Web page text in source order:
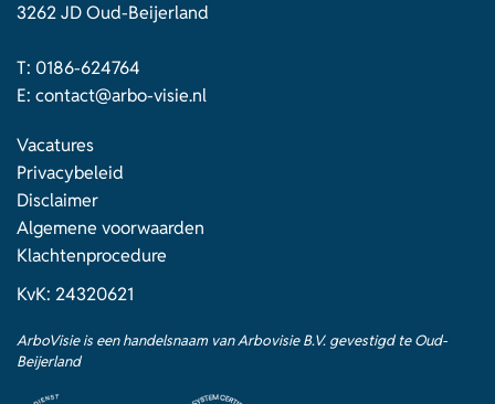
3262 JD Oud-Beijerland
T: 0186-624764
E: contact@arbo-visie.nl
Vacatures
Privacybeleid
Disclaimer
Algemene voorwaarden
Klachtenprocedure
KvK: 24320621
ArboVisie is een handelsnaam van Arbovisie B.V. gevestigd te Oud-
Beijerland